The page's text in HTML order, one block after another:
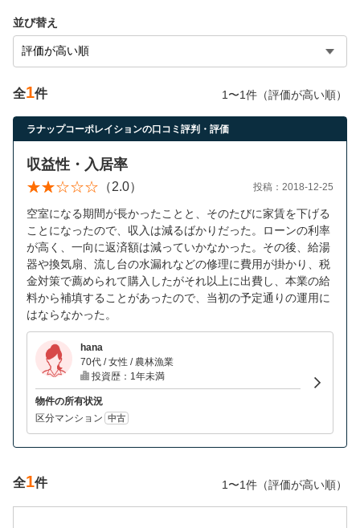
営業時間：10:00〜19:00(土日祝も営業中) 定休日：水
電話する
並び替え
全1件 1〜1件（評価が高い順）
ラナップコーポレイションの口コミ評判・評価
収益性・入居率
（2.0） 投稿：2018-12-25
空室になる期間が長かったことと、そのたびに家賃を下げる
ことになったので、収入は減るばかりだった。ローンの利率
が高く、一向に返済額は減っていかなかった。その後、給湯
器や換気扇、流し台の水漏れなどの修理に費用が掛かり、税
金対策で薦められて購入したがそれ以上に出費し、本業の給
料から補填することがあったので、当初の予定通りの運用に
はならなかった。
hana
70代 / 女性 / 農林漁業
投資歴：1年未満
物件の所有状況
区分マンション 中古
全1件 1〜1件（評価が高い順）